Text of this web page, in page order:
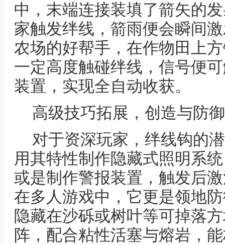
中，末端连接装填了箭矢的
家触发绊线，箭雨便会瞬间
农场的好帮手，在作物田上
一定高度触碰绊线，信号便
装置，实现全自动收获。
高级技巧拓展，创造与防
对于资深玩家，绊线钩的
用其特性制作隐藏式照明系
或是制作警报装置，触发后
在多人游戏中，它更是领地
隐藏在沙砾或树叶等可掉落
阵，配合粘性活塞与熔岩，